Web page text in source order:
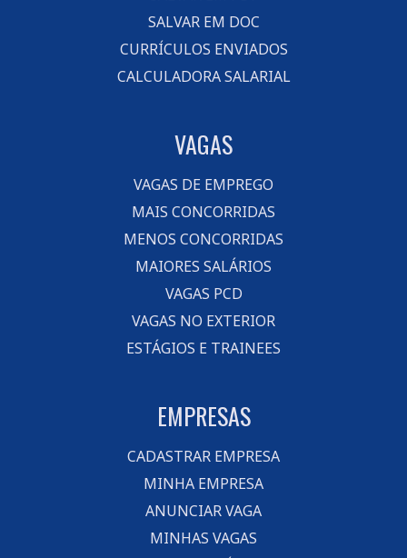
SALVAR EM DOC
CURRÍCULOS ENVIADOS
CALCULADORA SALARIAL
VAGAS
VAGAS DE EMPREGO
MAIS CONCORRIDAS
MENOS CONCORRIDAS
MAIORES SALÁRIOS
VAGAS PCD
VAGAS NO EXTERIOR
ESTÁGIOS E TRAINEES
EMPRESAS
CADASTRAR EMPRESA
MINHA EMPRESA
ANUNCIAR VAGA
MINHAS VAGAS